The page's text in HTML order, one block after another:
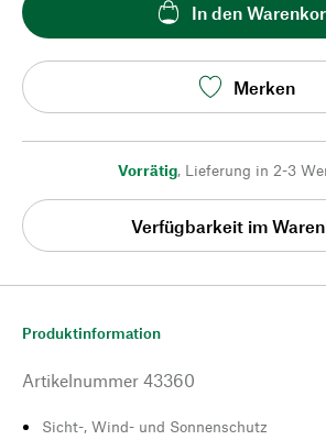
In den
Merken
Vorrätig, Lieferung in 2-3
Verfügbarkeit im
Produktinformation
Artikelnummer 43360
Sicht-, Wind- und Sonnenschutz